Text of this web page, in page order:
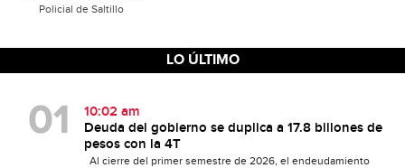
Policial de Saltillo
LO ÚLTIMO
10:02 am
Deuda del gobierno se duplica a 17.8 billones de
pesos con la 4T
Al cierre del primer semestre de 2026, el endeudamiento